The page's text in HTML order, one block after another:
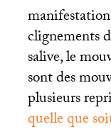
clignements
salive, le
sont des
plusieurs
quelle que